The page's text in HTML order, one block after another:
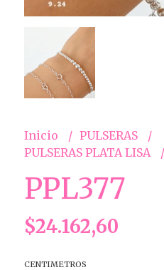
Inicio
PULSERAS
PULSERAS PLATA LISA
PPL377
$24.162,60
CENTIMETROS